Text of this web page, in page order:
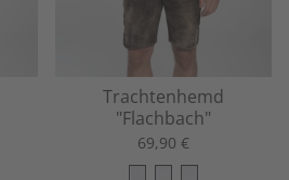
Trachtenhemd
"Flachbach"
69,90 €